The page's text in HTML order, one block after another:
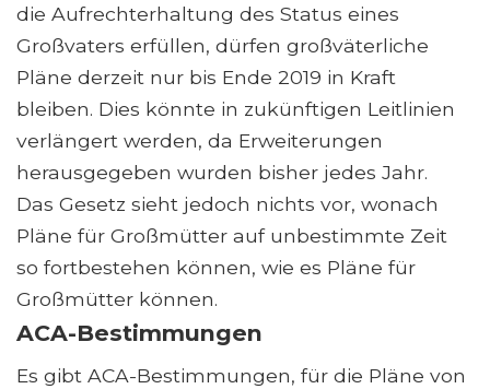
die Aufrechterhaltung des Status eines
Großvaters erfüllen, dürfen großväterliche
Pläne derzeit nur bis Ende 2019 in Kraft
bleiben. Dies könnte in zukünftigen Leitlinien
verlängert werden, da Erweiterungen
herausgegeben wurden bisher jedes Jahr.
Das Gesetz sieht jedoch nichts vor, wonach
Pläne für Großmütter auf unbestimmte Zeit
so fortbestehen können, wie es Pläne für
Großmütter können.
ACA-Bestimmungen
Es gibt ACA-Bestimmungen, für die Pläne von